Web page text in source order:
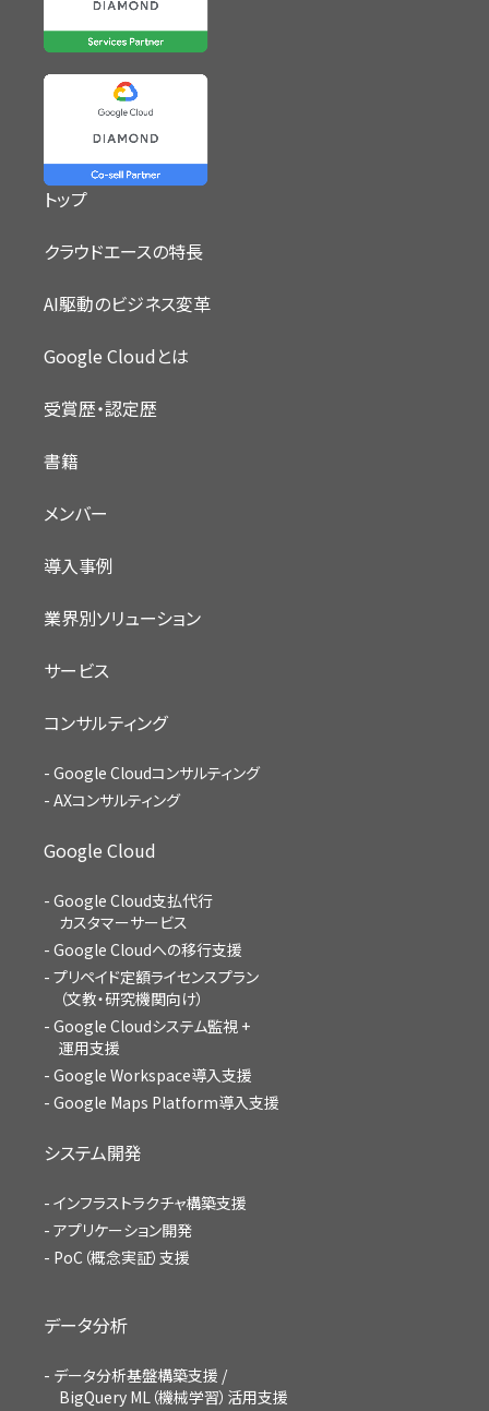
トップ
クラウドエースの特長
AI駆動のビジネス変革
Google Cloudとは
受賞歴・認定歴
書籍
メンバー
導入事例
業界別ソリューション
サービス
コンサルティング
Google Cloudコンサルティング
AXコンサルティング
Google Cloud
Google Cloud支払代行
カスタマーサービス
Google Cloudへの移行支援
プリペイド定額ライセンスプラン
（文教・研究機関向け）
Google Cloudシステム監視 +
運用支援
Google Workspace導入支援
Google Maps Platform導入支援
システム開発
インフラストラクチャ構築支援
アプリケーション開発
PoC（概念実証）支援
データ分析
データ分析基盤構築支援 /
BigQuery ML（機械学習）活用支援